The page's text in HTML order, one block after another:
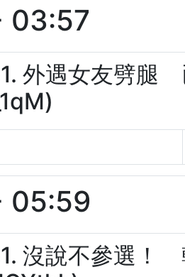
03:57
外遇女友劈腿
05:59
沒說不參選！